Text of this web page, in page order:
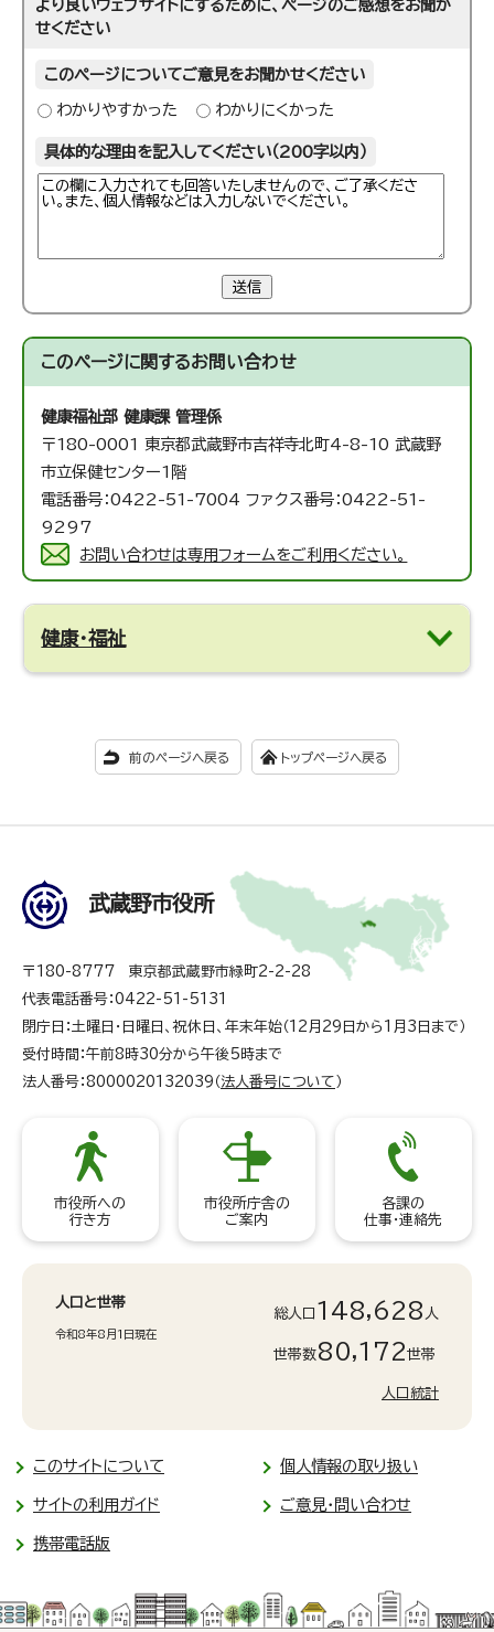
より良いウェブサイトにするために、ページのご感想をお聞か
せください
このページについてご意見をお聞かせください
わかりやすかった わかりにくかった
具体的な理由を記入してください（200字以内）
送信
このページに関するお問い合わせ
健康福祉部 健康課 管理係
〒180-0001 東京都武蔵野市吉祥寺北町4-8-10 武蔵野
市立保健センター1階
電話番号：0422-51-7004 ファクス番号：0422-51-
9297
お問い合わせは専用フォームをご利用ください。
健康・福祉
前のページへ戻る トップページへ戻る
武蔵野市役所
〒180-8777 東京都武蔵野市緑町2-2-28
代表電話番号：0422-51-5131
閉庁日：土曜日・日曜日、祝休日、年末年始（12月29日から1月3日まで）
受付時間：午前8時30分から午後5時まで
法人番号：8000020132039（ 法人番号について ）
市役所への
行き方
市役所庁舎の
ご案内
各課の
仕事・連絡先
人口と世帯
令和8年8月1日現在
総人口 148,628 人
世帯数80,172世帯
人口統計
このサイトについて 個人情報の取り扱い
サイトの利用ガイド ご意見・問い合わせ
携帯電話版